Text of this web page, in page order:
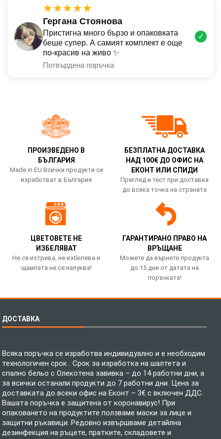
★★★★★
Гергана Стоянова
Пристигна много бързо и опаковката
беше супер. А самият комплект е още
по-красив на живо ✨
Потвърдена поръчка
✓
ПРОИЗВЕДЕНО В
БЪЛГАРИЯ
Made in EU Всички продукти се
изработват в България
БЕЗПЛАТНА ДОСТАВКА
НАД 100€ ДО ОФИС НА
ЕКОНТ ИЛИ СПИДИ
Преглед и тест при доставка
до всяка точка на страната
ЦВЕТОВЕТЕ НЕ
ИЗБЕЛЯВАТ
Не се изтрива, не избелява и
щампата не се напуква!
ГАРАНТИРАНО ПРАВО НА
ВРЪЩАНЕ
Можете да върнете продукта
до 15 дни от датата на
поръчката!
ДОСТАВКА
Всяка поръчка се изработва индивидуално и е необходим
технологичен срок . Срок за изработка на шалтета и
спално бельо с Олекотена завивка – до 14 работни дни, а
за всички останали продукти до 7 работни дни. Цена за
доставката до всеки офис на Еконт – 3€ с включен ДДС.
Вашата поръчка е защитена от коронавирус! При
опаковането на продуктите ползваме маски за лице и
защитни ръкавици. Редовно извършваме детайлна
дезинфекция на ръцете, пратките, складовете и